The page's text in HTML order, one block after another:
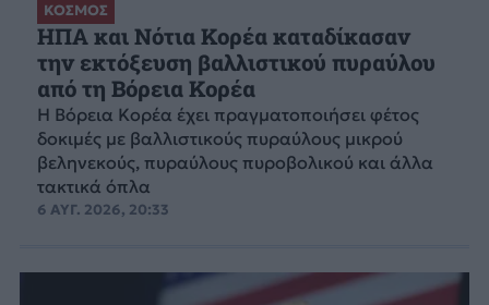
ΚΟΣΜΟΣ
ΗΠΑ και Νότια Κορέα καταδίκασαν
την εκτόξευση βαλλιστικού πυραύλου
από τη Βόρεια Κορέα
Η Βόρεια Κορέα έχει πραγματοποιήσει φέτος
δοκιμές με βαλλιστικούς πυραύλους μικρού
βεληνεκούς, πυραύλους πυροβολικού και άλλα
τακτικά όπλα
6 ΑΥΓ. 2026, 20:33